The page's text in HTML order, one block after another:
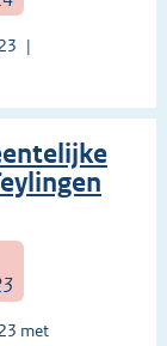
met